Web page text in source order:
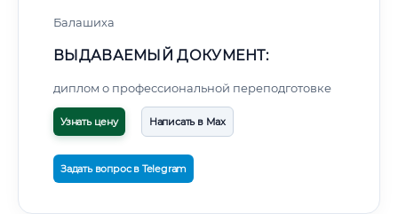
Балашиха
ВЫДАВАЕМЫЙ ДОКУМЕНТ:
диплом о профессиональной переподготовке
Узнать цену Написать в Max
Задать вопрос в Telegram